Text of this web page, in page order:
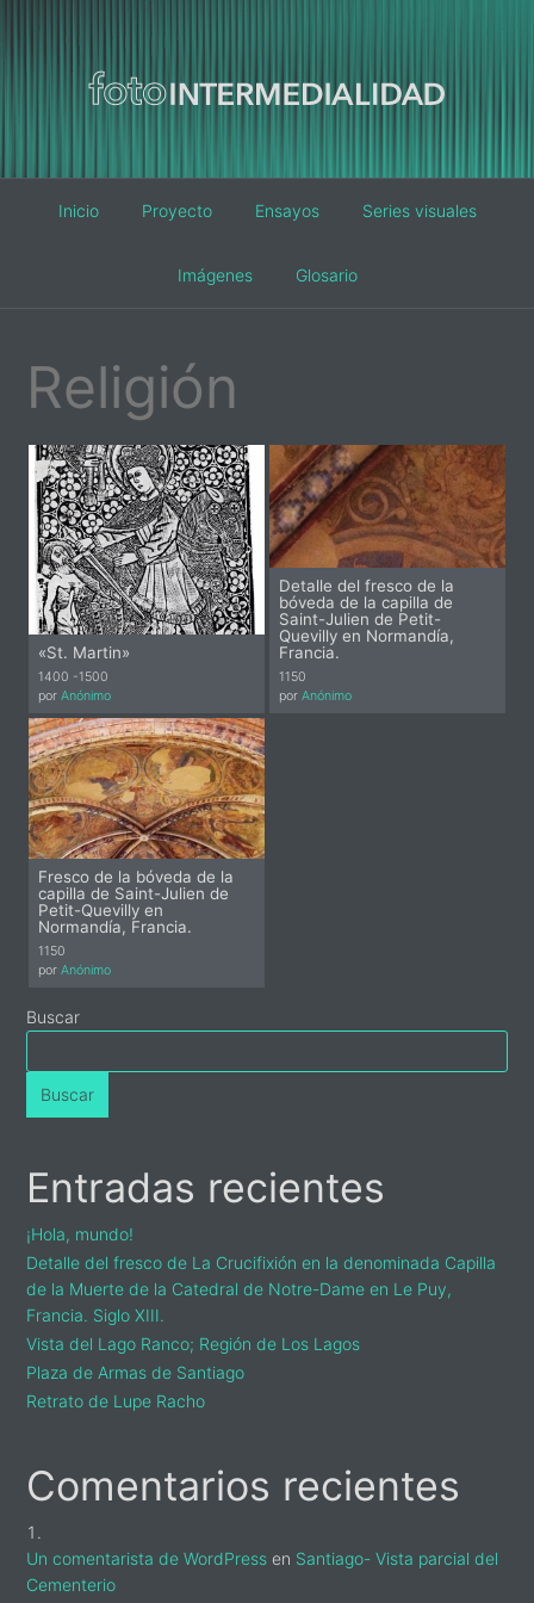
Main
Inicio Proyecto Ensayos Series visuales
Imágenes Glosario
Religión
«St. Martin»
1400 -1500
porAnónimo
Detalle del fresco de la
bóveda de la capilla de
Saint-Julien de Petit-
Quevilly en Normandía,
Francia.
1150
por Anónimo
Fresco de la bóveda de la
capilla de Saint-Julien de
Petit-Quevilly en
Normandía, Francia.
1150
porAnónimo
Primary
Buscar
Buscar
Entradas recientes
¡Hola, mundo!
Detalle del fresco de La Crucifixión en la denominada Capilla
de la Muerte de la Catedral de Notre-Dame en Le Puy,
Francia. Siglo XIII.
Vista del Lago Ranco; Región de Los Lagos
Plaza de Armas de Santiago
Retrato de Lupe Racho
Comentarios recientes
Un comentarista de WordPress en Santiago- Vista parcial del
Cementerio